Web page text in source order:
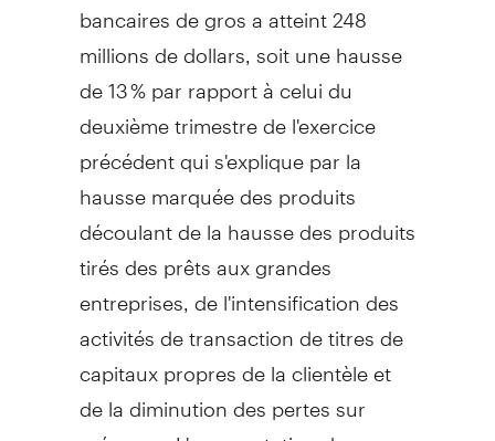
bancaires de gros a atteint 248
millions de dollars, soit une hausse
de 13 % par rapport à celui du
deuxième trimestre de l'exercice
précédent qui s'explique par la
hausse marquée des produits
découlant de la hausse des produits
tirés des prêts aux grandes
entreprises, de l'intensification des
activités de transaction de titres de
capitaux propres de la clientèle et
de la diminution des pertes sur